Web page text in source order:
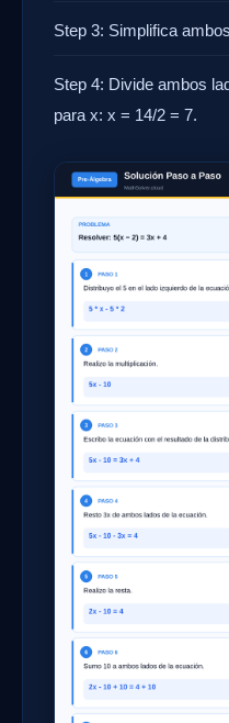
Step 3: Simplifica
Step 4: Divide ambos
para x: x = 14/2 = 7.